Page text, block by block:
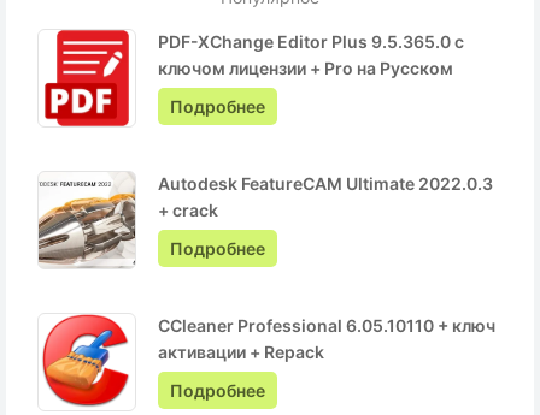
PDF-XChange Editor Plus 9.5.365.0 с
ключом лицензии + Pro на Русском
Подробнее
Autodesk FeatureCAM Ultimate 2022.0.3
+ crack
Подробнее
CCleaner Professional 6.05.10110 + ключ
активации + Repack
Подробнее